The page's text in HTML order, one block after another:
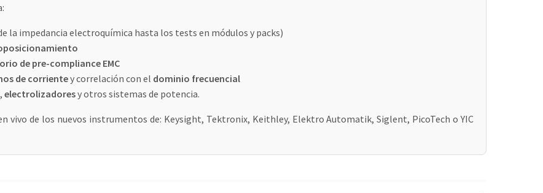
la impedancia electroquímica hasta los tests en módulos y packs)
de pre-compliance EMC
de corrientey correlación con el dominio frecuencial
, electrolizadoresy otros sistemas de potencia.
vivo de los nuevos instrumentos de: Keysight, Tektronix, Keithley, Elektro Automatik, Siglent, PicoTech o YIC